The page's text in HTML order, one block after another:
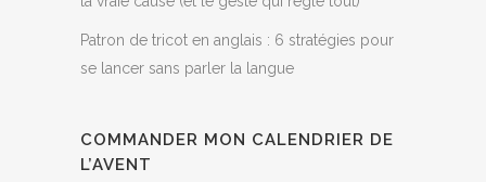
Patron de tricot en anglais : 6 stratégies pour
se lancer sans parler la langue
COMMANDER MON CALENDRIER DE
L’AVENT